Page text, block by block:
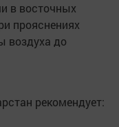
в восточных
прояснениях
воздуха до
рекомендует: